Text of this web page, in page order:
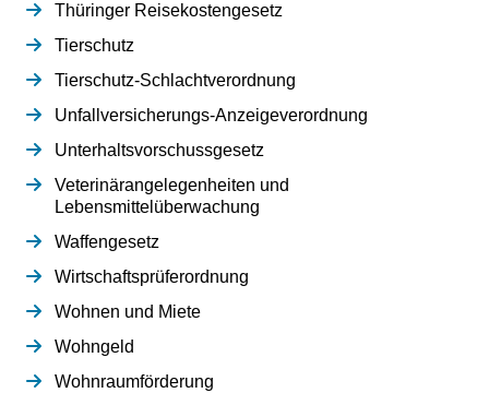
Thüringer Reisekostengesetz
Tierschutz
Tierschutz-Schlachtverordnung
Unfallversicherungs-Anzeigeverordnung
Unterhaltsvorschussgesetz
Veterinärangelegenheiten und
Lebensmittelüberwachung
Waffengesetz
Wirtschaftsprüferordnung
Wohnen und Miete
Wohngeld
Wohnraumförderung